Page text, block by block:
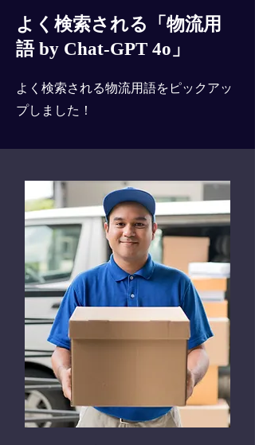
よく検索される「物流用
語 by Chat-GPT 4o」
よく検索される物流用語をピックアッ
プしました！